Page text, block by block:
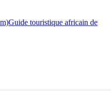
Guide touristique africain de